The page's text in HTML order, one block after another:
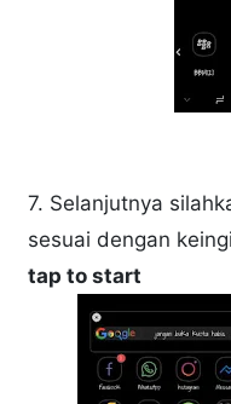
7. Selanjutnya
sesuai dengan
tap to start